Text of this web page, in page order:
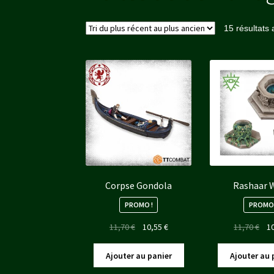
15 résultats
Corpse Gondola
PROMO !
11,70€
Le
initial
était :
10,55 €Le
actuel
est :
Ajouter au panier
Rashaar
11,70€
Le
Ajouter au